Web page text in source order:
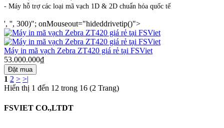
- Máy hỗ trợ các loại mã vạch 1D & 2D chuẩn hóa quốc tế
', '', 300)"; onMouseout="hideddrivetip()">
Máy in mã vạch Zebra ZT420 giá rẻ tại FSViet
53.000.000₫
1 2 > >|
Hiển thị 1 đến 12 trong 16 (2 Trang)
FSVIET CO.,LTDT